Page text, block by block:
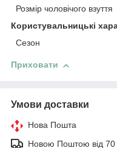
Розмір чоловічого взуття
Користувальницькі
Сезон
Приховати
Умови доставки
Нова Пошта
Новою Поштою від 70